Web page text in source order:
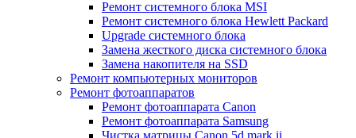
Ремонт системного блока MSI
Ремонт системного блока Hewlett Packard
Upgrade системного блока
Замена жесткого диска системного блока
Замена накопителя на SSD
Ремонт компьютерных мониторов
Ремонт фотоаппаратов
Ремонт фотоаппарата Canon
Ремонт фотоаппарата Samsung
Чистка матрицы Canon 5d mark ii